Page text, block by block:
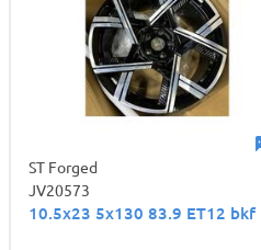
ST Forged
JV20573
10.5x23 5x130 83.9 ET12 bkf